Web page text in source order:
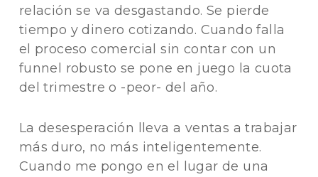
relación se va desgastando. Se pierde
tiempo y dinero cotizando. Cuando falla
el proceso comercial sin contar con un
funnel robusto se pone en juego la cuota
del trimestre o -peor- del año.
La desesperación lleva a ventas a trabajar
más duro, no más inteligentemente.
Cuando me pongo en el lugar de una